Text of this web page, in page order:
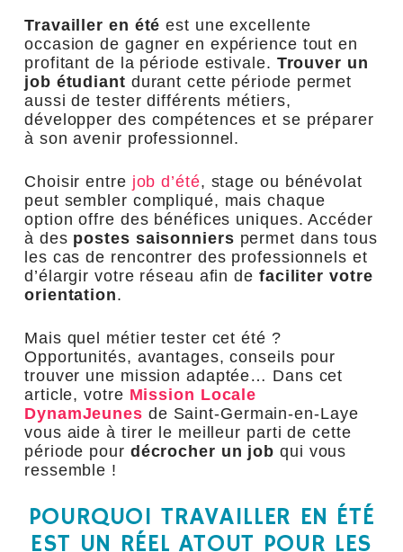
Travailler en été est une excellente
occasion de gagner en expérience tout en
profitant de la période estivale. Trouver un
job étudiant durant cette période permet
aussi de tester différents métiers,
développer des compétences et se préparer
à son avenir professionnel.
Choisir entre job d’été, stage ou bénévolat
peut sembler compliqué, mais chaque
option offre des bénéfices uniques. Accéder
à des postes saisonniers permet dans tous
les cas de rencontrer des professionnels et
d’élargir votre réseau afin de faciliter votre
orientation.
Mais quel métier tester cet été ?
Opportunités, avantages, conseils pour
trouver une mission adaptée… Dans cet
article, votre Mission Locale
DynamJeunes de Saint-Germain-en-Laye
vous aide à tirer le meilleur parti de cette
période pour décrocher un job qui vous
ressemble !
POURQUOI TRAVAILLER EN ÉTÉ
EST UN RÉEL ATOUT POUR LES